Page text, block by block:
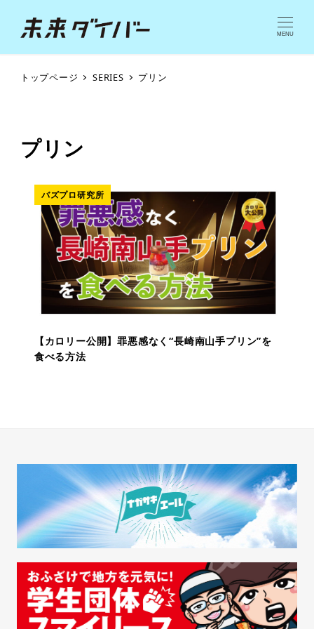
MENU
トップページ SERIES プリン
プリン
バズプロ研究所
【カロリー公開】罪悪感なく“長崎南山手プリン”を
食べる方法